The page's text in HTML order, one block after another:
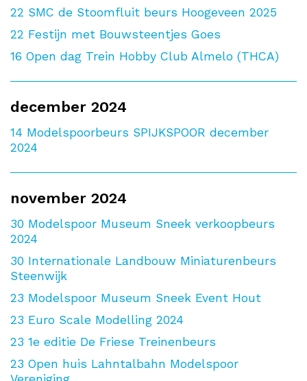
22 SMC de Stoomfluit beurs Hoogeveen 2025
22 Festijn met Bouwsteentjes Goes
16 Open dag Trein Hobby Club Almelo (THCA)
december 2024
14 Modelspoorbeurs SPIJKSPOOR december
2024
november 2024
30 Modelspoor Museum Sneek verkoopbeurs
2024
30 Internationale Landbouw Miniaturenbeurs
Steenwijk
23 Modelspoor Museum Sneek Event Hout
23 Euro Scale Modelling 2024
23 1e editie De Friese Treinenbeurs
23 Open huis Lahntalbahn Modelspoor